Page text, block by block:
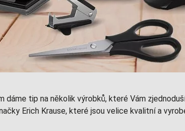
dáme tip na několik výrobků, které Vám
Erich Krause, které jsou velice kvalitní a